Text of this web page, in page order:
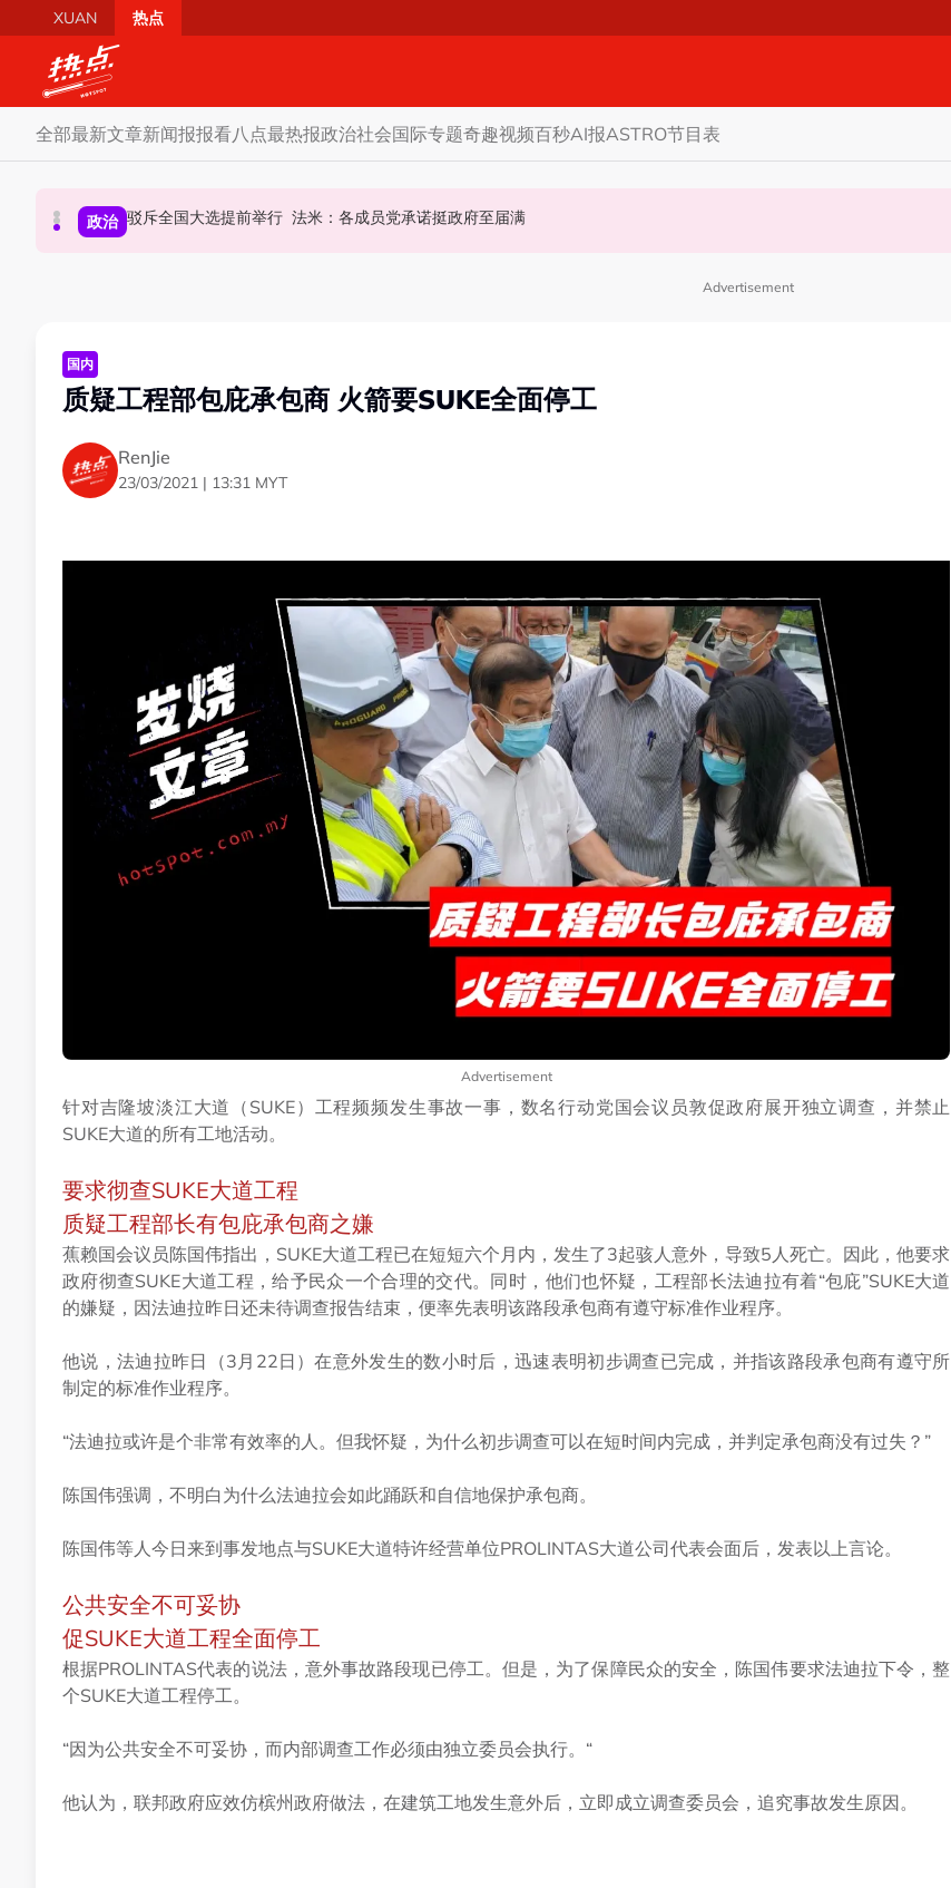
Skip to main content
XUAN 热点
全部最新文章新闻报报看八点最热报政治社会国际专题奇趣视频百秒AI报ASTRO节目表
政治 要求安华解释为何冻结MyKHAS权限 5蓝眼议员: 改革不是把人民拨款政治化
政治 驳斥全国大选提前举行 法米：各成员党承诺挺政府至届满
国际 AI电影沦“反面教材”？ 狮城本土电影公司国庆献礼掀网民论战
Advertisement
国内
质疑工程部包庇承包商 火箭要SUKE全面停工
RenJie
23/03/2021 | 13:31 MYT
Advertisement
针对吉隆坡淡江大道（SUKE）工程频频发生事故一事，数名行动党国会议员敦促政府展开独立调查，并禁止
SUKE大道的所有工地活动。
要求彻查SUKE大道工程
质疑工程部长有包庇承包商之嫌
蕉赖国会议员陈国伟指出，SUKE大道工程已在短短六个月内，发生了3起骇人意外，导致5人死亡。因此，他要求
政府彻查SUKE大道工程，给予民众一个合理的交代。同时，他们也怀疑，工程部长法迪拉有着“包庇”SUKE大道
的嫌疑，因法迪拉昨日还未待调查报告结束，便率先表明该路段承包商有遵守标准作业程序。
他说，法迪拉昨日（3月22日）在意外发生的数小时后，迅速表明初步调查已完成，并指该路段承包商有遵守所
制定的标准作业程序。
“法迪拉或许是个非常有效率的人。但我怀疑，为什么初步调查可以在短时间内完成，并判定承包商没有过失？”
陈国伟强调，不明白为什么法迪拉会如此踊跃和自信地保护承包商。
陈国伟等人今日来到事发地点与SUKE大道特许经营单位PROLINTAS大道公司代表会面后，发表以上言论。
公共安全不可妥协
促SUKE大道工程全面停工
根据PROLINTAS代表的说法，意外事故路段现已停工。但是，为了保障民众的安全，陈国伟要求法迪拉下令，整
个SUKE大道工程停工。
“因为公共安全不可妥协，而内部调查工作必须由独立委员会执行。“
他认为，联邦政府应效仿槟州政府做法，在建筑工地发生意外后，立即成立调查委员会，追究事故发生原因。